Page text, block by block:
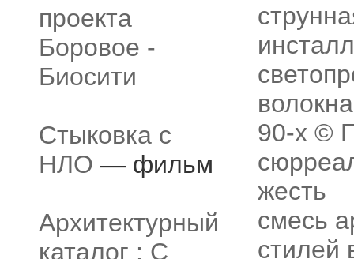
проекта
Боровое -
Биосити
Стыковка с
НЛО — фильм
Архитектурный
каталог : С
90-х ©
жесть
смесь
стилей